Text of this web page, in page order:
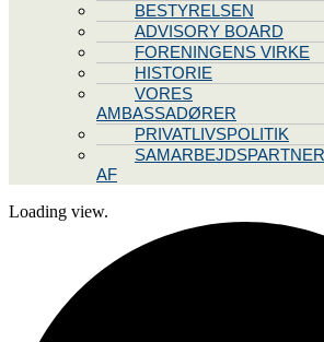
BESTYRELSEN
ADVISORY BOARD
FORENINGENS VIRKE
HISTORIE
VORES
AMBASSADØRER
PRIVATLIVSPOLITIK
AF
Loading view.